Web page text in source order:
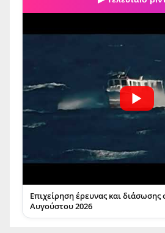
Επιχείρηση έρευνας και
Αυγούστου 2026